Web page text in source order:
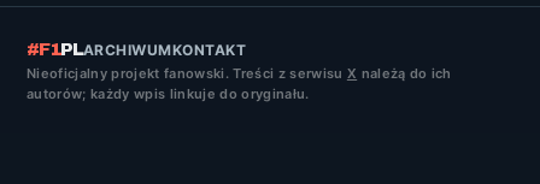
#F1PLARCHIWUMKONTAKT
Nieoficjalny projekt fanowski. Treści z serwisu X należą do ich
autorów; każdy wpis linkuje do oryginału.